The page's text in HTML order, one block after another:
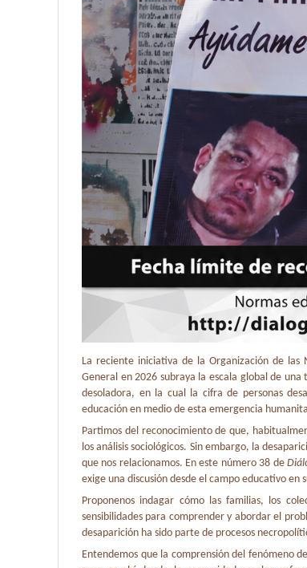
La reciente iniciativa de la Organización de las
General en 2026 subraya la escala global de
desoladora, en la cual la cifra de personas
educación en medio de esta emergencia
Partimos del reconocimiento de que,
los análisis sociológicos. Sin embargo, la
que nos relacionamos. En este número 38 de
exige una discusión desde el campo educativo en
Proponenos indagar cómo las familias, los
sensibilidades para comprender y abordar el
desaparición ha sido parte de procesos
Entendemos que la comprensión del fenómeno